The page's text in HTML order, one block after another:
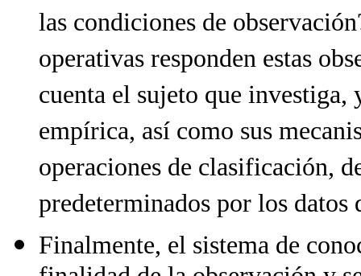
las condiciones de
operativas responden estas
cuenta el sujeto que investiga,
empírica, así como sus
operaciones de clasificación,
predeterminados por los
Finalmente, el sistema de